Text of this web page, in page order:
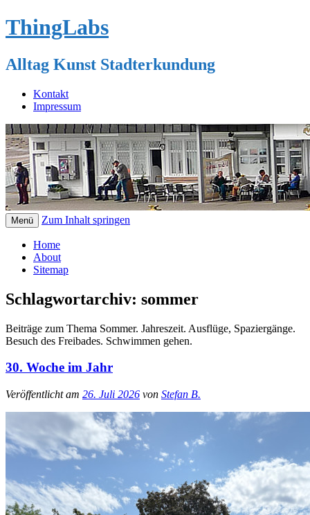
ThingLabs
Alltag Kunst Stadterkundung
Kontakt
Impressum
Menü Zum Inhalt springen
Home
About
Sitemap
Schlagwortarchiv: sommer
Beiträge zum Thema Sommer. Jahreszeit. Ausflüge, Spaziergänge.
Besuch des Freibades. Schwimmen gehen.
30. Woche im Jahr
Veröffentlicht am 26. Juli 2026 von Stefan B.